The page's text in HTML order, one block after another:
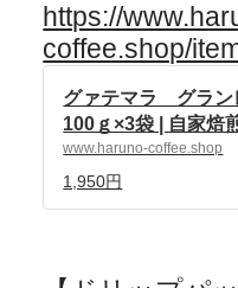
https://
coffee.shop/
グァテマラ グラン
100ｇ×3袋 | 自家
ルノ珈琲 powered
www.haruno-coffee.shop
1,950円